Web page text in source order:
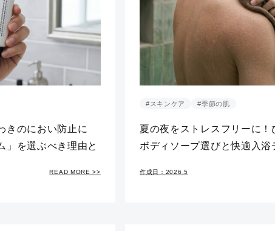
きのにおい防止に
」を選ぶべき理由と
READ MORE >>
#スキンケア #季節の肌
夏の夜をストレスフリーに！
ボディソープ選びと快適入浴
作成日：2026.5